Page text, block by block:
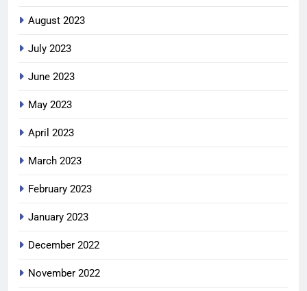
August 2023
July 2023
June 2023
May 2023
April 2023
March 2023
February 2023
January 2023
December 2022
November 2022